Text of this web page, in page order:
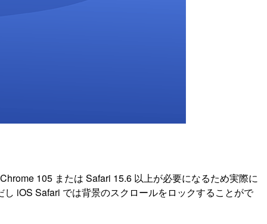
105 または Safari 15.6 以上が必要になるため実際に
iOS Safari では背景のスクロールをロックすることがで